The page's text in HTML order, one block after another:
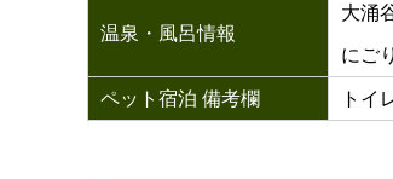
温泉・風呂情報
大涌
にご
ペット宿泊 備考欄 トイ